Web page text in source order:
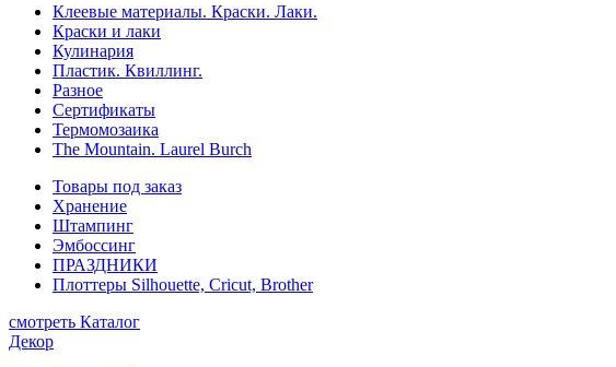
Клеевые материалы. Краски. Лаки.
Краски и лаки
Кулинария
Пластик. Квиллинг.
Разное
Сертификаты
Термомозаика
The Mountain. Laurel Burch
Товары под заказ
Хранение
Штампинг
Эмбоссинг
ПРАЗДНИКИ
Плоттеры Silhouette, Cricut, Brother
смотреть Каталог
Декор